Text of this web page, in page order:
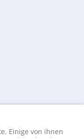
Einige von ihnen